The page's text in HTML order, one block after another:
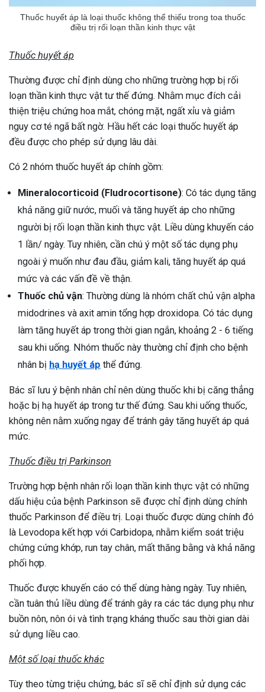
Thuốc huyết áp là loại thuốc không thể thiếu trong toa thuốc
điều trị rối loạn thần kinh thực vật
Thuốc huyết áp
Thường được chỉ định dùng cho những trường hợp bị rối
loạn thần kinh thực vật tư thế đứng. Nhằm mục đích cải
thiện triệu chứng hoa mắt, chóng mặt, ngất xỉu và giảm
nguy cơ té ngã bất ngờ. Hầu hết các loại thuốc huyết áp
đều được cho phép sử dụng lâu dài.
Có 2 nhóm thuốc huyết áp chính gồm:
Mineralocorticoid (Fludrocortisone): Có tác dụng tăng
khả năng giữ nước, muối và tăng huyết áp cho những
người bị rối loạn thần kinh thực vật. Liều dùng khuyến cáo
1 lần/ ngày. Tuy nhiên, cần chú ý một số tác dụng phụ
ngoài ý muốn như đau đầu, giảm kali, tăng huyết áp quá
mức và các vấn đề về thận.
Thuốc chủ vận: Thường dùng là nhóm chất chủ vận alpha
midodrines và axit amin tổng hợp droxidopa. Có tác dụng
làm tăng huyết áp trong thời gian ngắn, khoảng 2 - 6 tiếng
sau khi uống. Nhóm thuốc này thường chỉ định cho bệnh
nhân bị hạ huyết áp thể đứng.
Bác sĩ lưu ý bệnh nhân chỉ nên dùng thuốc khi bị căng thẳng
hoặc bị hạ huyết áp trong tư thế đứng. Sau khi uống thuốc,
không nên nằm xuống ngay để tránh gây tăng huyết áp quá
mức.
Thuốc điều trị Parkinson
Trường hợp bệnh nhân rối loạn thần kinh thực vật có những
dấu hiệu của bệnh Parkinson sẽ được chỉ định dùng chính
thuốc Parkinson để điều trị. Loại thuốc được dùng chính đó
là Levodopa kết hợp với Carbidopa, nhằm kiểm soát triệu
chứng cứng khớp, run tay chân, mất thăng bằng và khả năng
phối hợp.
Thuốc được khuyến cáo có thể dùng hàng ngày. Tuy nhiên,
cần tuân thủ liều dùng để tránh gây ra các tác dụng phụ như
buồn nôn, nôn ói và tình trạng kháng thuốc sau thời gian dài
sử dụng liều cao.
Một số loại thuốc khác
Tùy theo từng triệu chứng, bác sĩ sẽ chỉ định sử dụng các